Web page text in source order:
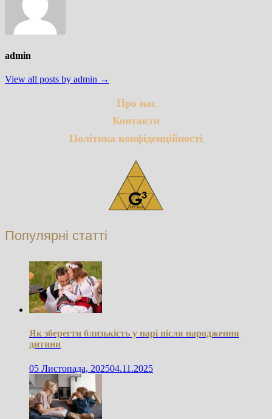
admin
View all posts by admin →
Про нас
Контакти
Політика конфіденційності
Популярні статті
Як зберегти близькість у парі після народження
дитини
05 Листопада, 202504.11.2025